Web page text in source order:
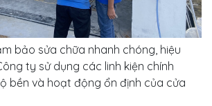
bảo sửa chữa nhanh chóng, hiệu
ty sử dụng các linh kiện chính
bền và hoạt động ổn định của cửa